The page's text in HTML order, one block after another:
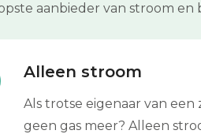
aanbieder van stroom en
Alleen stroom
Als trotse eigenaar van
geen gas meer? Alleen